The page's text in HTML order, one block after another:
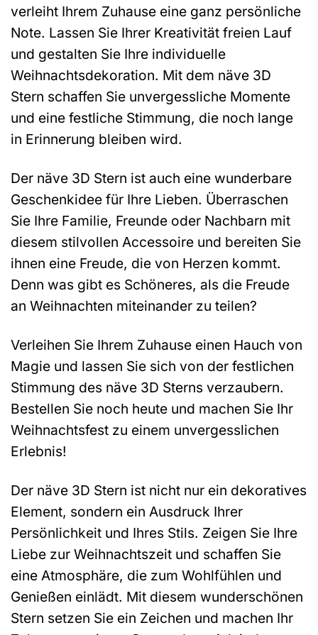
verleiht Ihrem Zuhause eine ganz persönliche
Note. Lassen Sie Ihrer Kreativität freien Lauf
und gestalten Sie Ihre individuelle
Weihnachtsdekoration. Mit dem näve 3D
Stern schaffen Sie unvergessliche Momente
und eine festliche Stimmung, die noch lange
in Erinnerung bleiben wird.
Der näve 3D Stern ist auch eine wunderbare
Geschenkidee für Ihre Lieben. Überraschen
Sie Ihre Familie, Freunde oder Nachbarn mit
diesem stilvollen Accessoire und bereiten Sie
ihnen eine Freude, die von Herzen kommt.
Denn was gibt es Schöneres, als die Freude
an Weihnachten miteinander zu teilen?
Verleihen Sie Ihrem Zuhause einen Hauch von
Magie und lassen Sie sich von der festlichen
Stimmung des näve 3D Sterns verzaubern.
Bestellen Sie noch heute und machen Sie Ihr
Weihnachtsfest zu einem unvergesslichen
Erlebnis!
Der näve 3D Stern ist nicht nur ein dekoratives
Element, sondern ein Ausdruck Ihrer
Persönlichkeit und Ihres Stils. Zeigen Sie Ihre
Liebe zur Weihnachtszeit und schaffen Sie
eine Atmosphäre, die zum Wohlfühlen und
Genießen einlädt. Mit diesem wunderschönen
Stern setzen Sie ein Zeichen und machen Ihr